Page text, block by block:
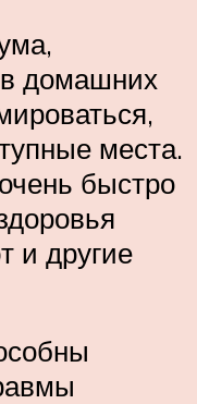
в домашних
места.
быстро
и другие